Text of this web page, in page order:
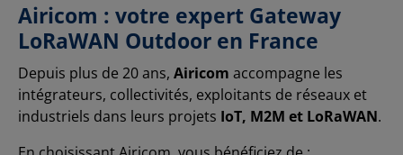
Airicom : votre expert Gateway
LoRaWAN Outdoor en France
Depuis plus de 20 ans, Airicom accompagne les
intégrateurs, collectivités, exploitants de réseaux et
industriels dans leurs projets IoT, M2M et LoRaWAN.